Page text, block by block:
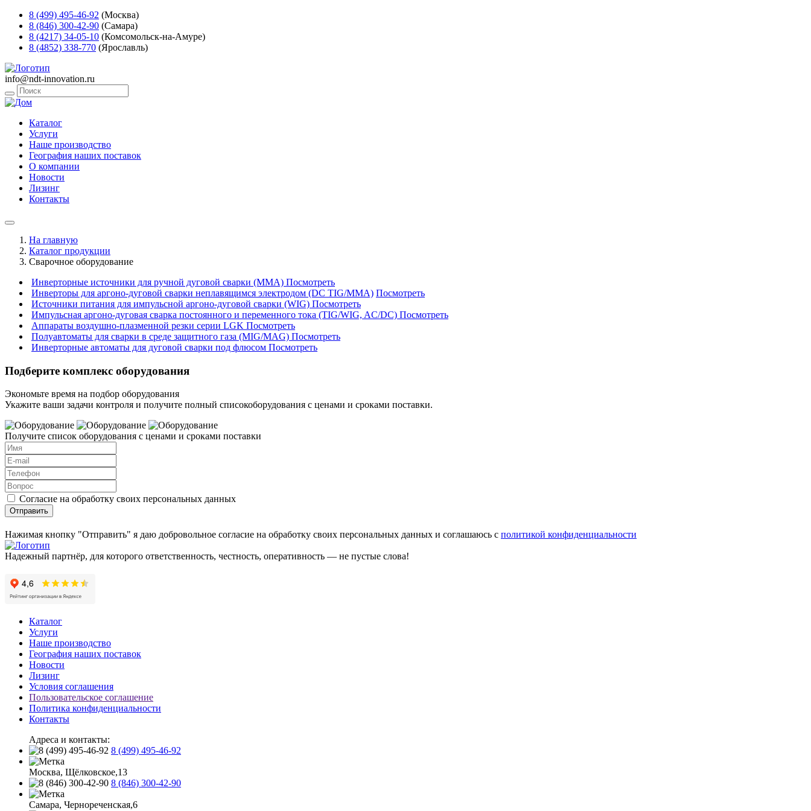
8 (499) 495-46-92 (Москва)
8 (846) 300-42-90 (Самара)
8 (4217) 34-05-10 (Комсомольск-на-Амуре)
8 (4852) 338-770 (Ярославль)
info@ndt-innovation.ru
Каталог
Услуги
Наше производство
География наших поставок
О компании
Новости
Лизинг
Контакты
На главную
Каталог продукции
Сварочное оборудование
Инверторные источники для ручной дуговой сварки (ММA) Посмотреть
Инверторы для аргоно-дуговой сварки неплавящимся электродом (DC TIG/MMA) Посмотреть
Источники питания для импульсной аргоно-дуговой сварки (WIG) Посмотреть
Импульсная аргоно-дуговая сварка постоянного и переменного тока (TIG/WIG, AC/DC) Посмотреть
Аппараты воздушно-плазменной резки серии LGK Посмотреть
Полуавтоматы для сварки в среде защитного газа (MIG/MAG) Посмотреть
Инверторные автоматы для дуговой сварки под флюсом Посмотреть
Подберите комплекс оборудования
Экономьте время на подбор оборудования
Укажите ваши задачи контроля и получите полный списокоборудования с ценами и сроками поставки.
Получите список оборудования с ценами и сроками поставки
Согласие на обработку своих персональных данных
Отправить
Нажимая кнопку "Отправить" я даю добровольное согласие на обработку своих персональных данных и соглашаюсь с политикой конфиденциальности
Надежный партнёр, для которого ответственность, честность, оперативность — не пустые слова!
Каталог
Услуги
Наше производство
География наших поставок
Новости
Лизинг
Условия соглашения
Пользовательское соглашение
Политика конфиденциальности
Контакты
Адреса и контакты:
8 (499) 495-46-92
Москва, Щёлковское,13
8 (846) 300-42-90
Самара, Чернореченская,6